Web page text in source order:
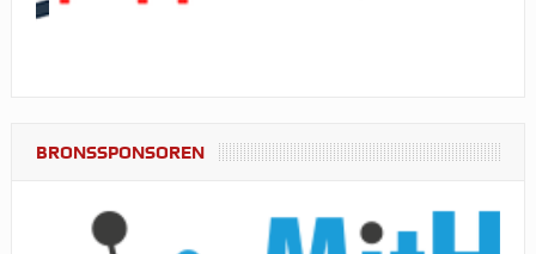
BRONSSPONSOREN